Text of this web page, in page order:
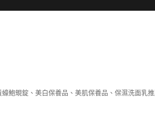
鮑蜆錠、美白保養品、美肌保養品、保濕洗面